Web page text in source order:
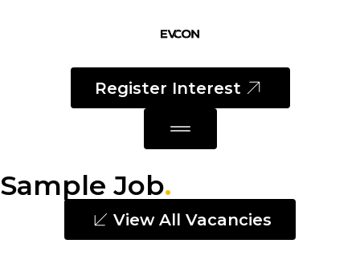
Register Interest
Sample Job.
View All Vacancies